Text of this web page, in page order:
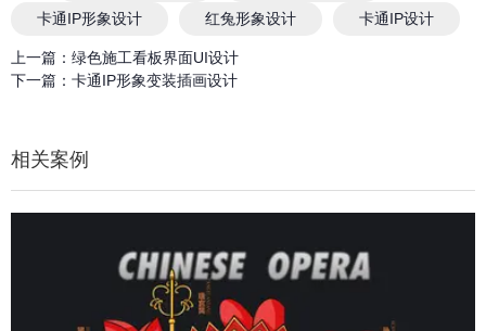
卡通IP形象设计
红兔形象设计 卡通IP设计
上一篇： 绿色施工看板界面UI设计
下一篇： 卡通IP形象变装插画设计
相关案例